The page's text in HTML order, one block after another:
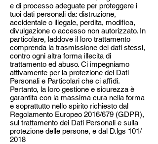
e di processo adeguate per proteggere i
tuoi dati personali da: distruzione,
accidentale o illegale, perdita, modifica,
divulgazione o accesso non autorizzato. In
particolare, laddove il loro trattamento
comprenda la trasmissione dei dati stessi,
contro ogni altra forma illecita di
trattamento ed abuso. Ci impegniamo
attivamente per la protezione dei Dati
Personali e Particolari che ci affidi.
Pertanto, la loro gestione e sicurezza è
garantita con la massima cura nella forma
e soprattutto nello spirito richiesto dal
Regolamento Europeo 2016/679 (GDPR),
sul trattamento dei Dati Personali e sulla
protezione delle persone, e dal D.lgs 101/
2018